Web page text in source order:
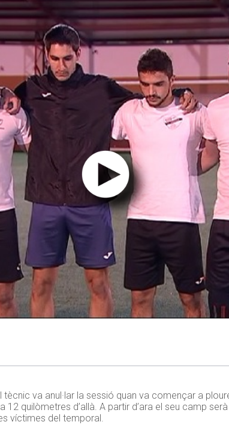
tècnic va anul·lar la sessió quan va començar a
12 quilòmetres d’allà. A partir d’ara el seu camp
víctimes del temporal.